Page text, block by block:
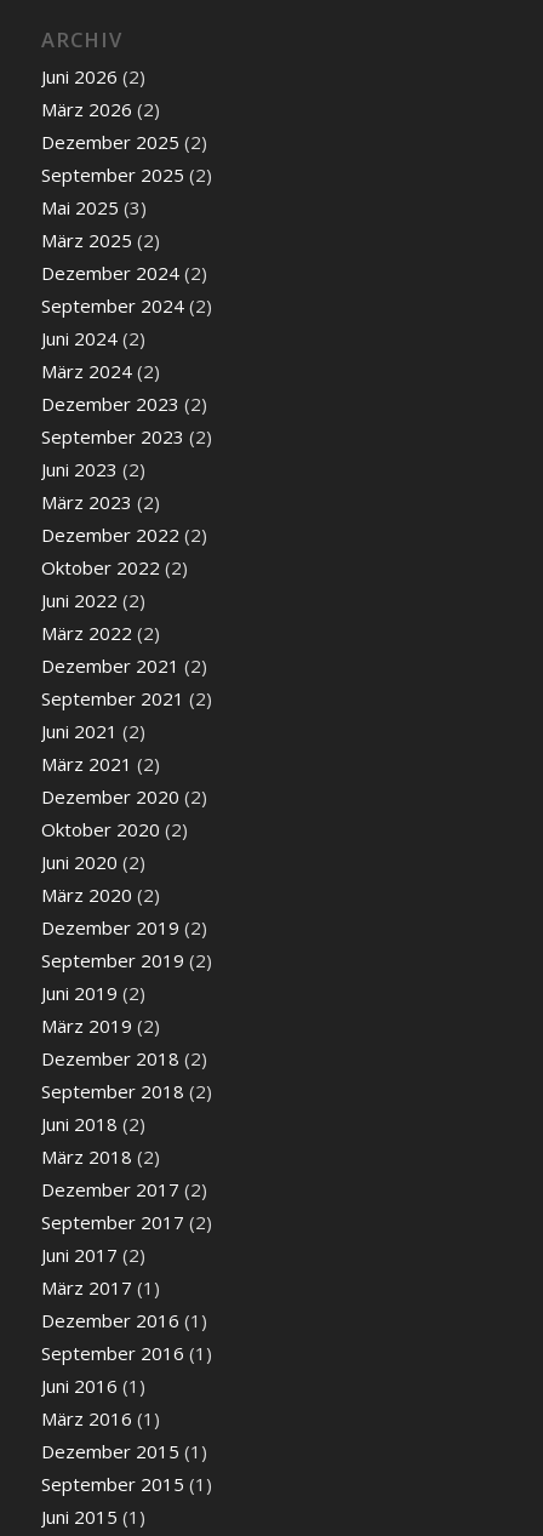
ARCHIV
Juni 2026 (2)
März 2026 (2)
Dezember 2025 (2)
September 2025 (2)
Mai 2025 (3)
März 2025 (2)
Dezember 2024(2)
September 2024(2)
Juni 2024(2)
März 2024(2)
Dezember 2023 (2)
September 2023 (2)
Juni 2023 (2)
März 2023 (2)
Dezember 2022 (2)
Oktober 2022 (2)
Juni 2022 (2)
März 2022 (2)
Dezember 2021 (2)
September 2021 (2)
Juni 2021 (2)
März 2021 (2)
Dezember 2020 (2)
Oktober 2020 (2)
Juni 2020 (2)
März 2020 (2)
Dezember 2019 (2)
September 2019 (2)
Juni 2019 (2)
März 2019 (2)
Dezember 2018 (2)
September 2018 (2)
Juni 2018 (2)
März 2018 (2)
Dezember 2017 (2)
September 2017 (2)
Juni 2017 (2)
März 2017 (1)
Dezember 2016 (1)
September 2016 (1)
Juni 2016 (1)
März 2016 (1)
Dezember 2015 (1)
September 2015 (1)
Juni 2015 (1)